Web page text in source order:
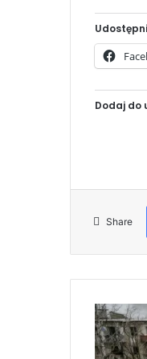
Dodaj do
Share
K
r
w